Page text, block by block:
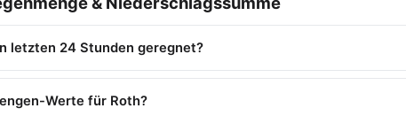
letzten 24 Stunden geregnet?
Werte für Roth?